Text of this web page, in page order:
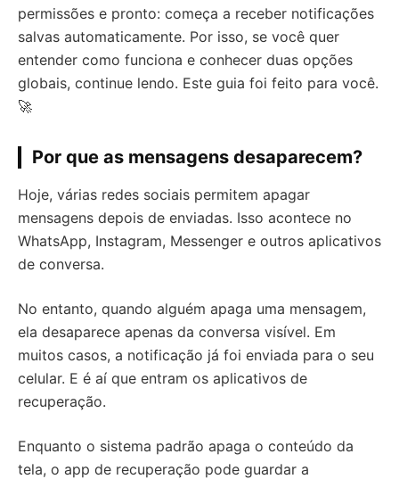
permissões e pronto: começa a receber notificações
salvas automaticamente. Por isso, se você quer
entender como funciona e conhecer duas opções
globais, continue lendo. Este guia foi feito para você.
🚀
Por que as mensagens desaparecem?
Hoje, várias redes sociais permitem apagar
mensagens depois de enviadas. Isso acontece no
WhatsApp, Instagram, Messenger e outros aplicativos
de conversa.
No entanto, quando alguém apaga uma mensagem,
ela desaparece apenas da conversa visível. Em
muitos casos, a notificação já foi enviada para o seu
celular. E é aí que entram os aplicativos de
recuperação.
Enquanto o sistema padrão apaga o conteúdo da
tela, o app de recuperação pode guardar a